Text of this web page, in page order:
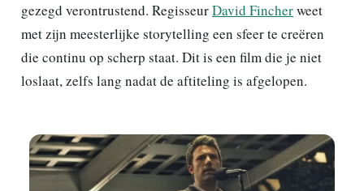
gezegd verontrustend. RegisseurDavid Fincherweet
met zijn meesterlijke storytelling een sfeer te creëren
die continu op scherp staat. Dit is een film die je niet
loslaat, zelfs lang nadat de aftiteling is afgelopen.